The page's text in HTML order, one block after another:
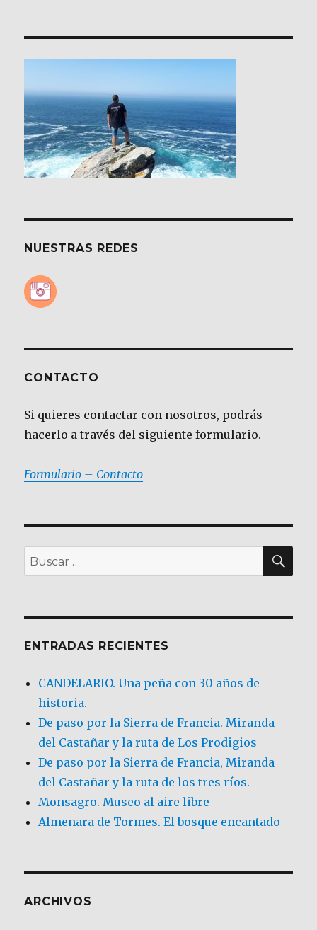
Molinos
más.
NUESTRAS REDES
CONTACTO
Si quieres contactar con nosotros, podrás
hacerlo a través del siguiente formulario.
Formulario – Contacto
Buscar
por:
ENTRADAS RECIENTES
CANDELARIO. Una peña con 30 años de
historia.
De paso por la Sierra de Francia. Miranda
del Castañar y la ruta de Los Prodigios
De paso por la Sierra de Francia, Miranda
del Castañar y la ruta de los tres ríos.
Monsagro. Museo al aire libre
Almenara de Tormes. El bosque encantado
ARCHIVOS